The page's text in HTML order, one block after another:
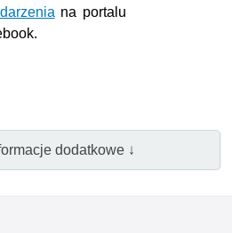
na portalu
dodatkowe ↓